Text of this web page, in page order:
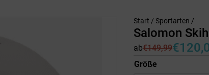
Start / Sportarten /
Salomon
ab€149,99
Ursprünglicher
Preis
war:
€
Aktueller
Preis
ist:
Größe